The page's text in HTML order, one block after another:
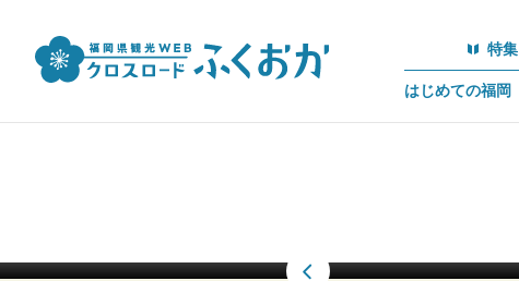
特集
はじめての福岡